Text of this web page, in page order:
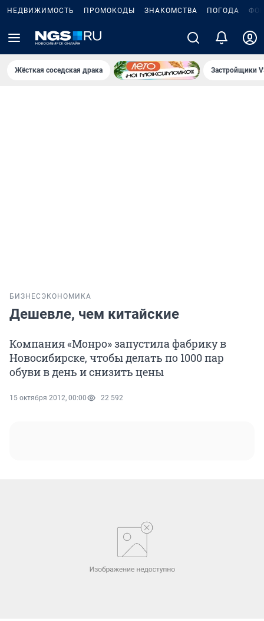
НЕДВИЖИМОСТЬ ПРОМОКОДЫ ЗНАКОМСТВА ПОГОДА
Жёсткая соседская драка Застройщики
БИЗНЕС ЭКОНОМИКА
Дешевле, чем китайские
Компания «Монро» запустила фабрику в
Новосибирске, чтобы делать по 1000 пар
обуви в день и снизить цены
15 октября 2012, 00:00 22 592